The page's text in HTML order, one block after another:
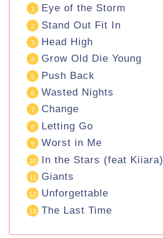
Eye of the Storm
Stand Out Fit In
Head High
Grow Old Die Young
Push Back
Wasted Nights
Change
Letting Go
Worst in Me
In the Stars (feat Kiiara)
Giants
Unforgettable
The Last Time